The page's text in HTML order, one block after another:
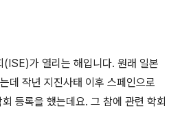
(ISE)가 열리는 해입니다. 원래 일본
데 작년 지진사태 이후 스페인으로
등록을 했는데요. 그 참에 관련 학회